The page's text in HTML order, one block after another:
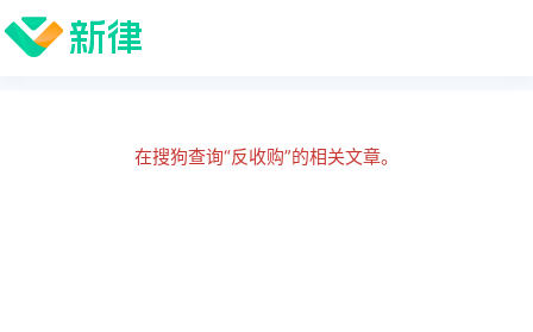
在搜狗查询“反收购”的相关文章。